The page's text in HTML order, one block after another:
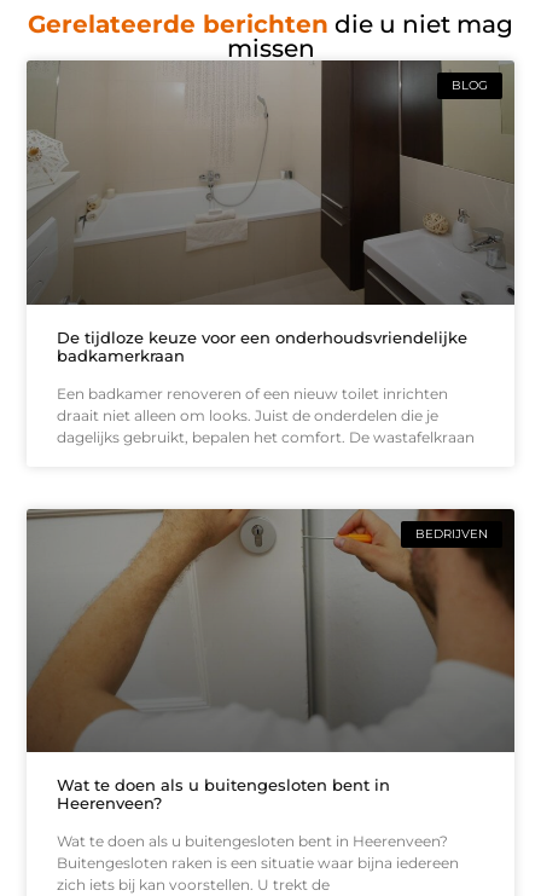
Gerelateerde berichten die u niet mag
missen
BLOG
De tijdloze keuze voor een onderhoudsvriendelijke
badkamerkraan
Een badkamer renoveren of een nieuw toilet inrichten
draait niet alleen om looks. Juist de onderdelen die je
dagelijks gebruikt, bepalen het comfort. De wastafelkraan
BEDRIJVEN
Wat te doen als u buitengesloten bent in
Heerenveen?
Wat te doen als u buitengesloten bent in Heerenveen?
Buitengesloten raken is een situatie waar bijna iedereen
zich iets bij kan voorstellen. U trekt de